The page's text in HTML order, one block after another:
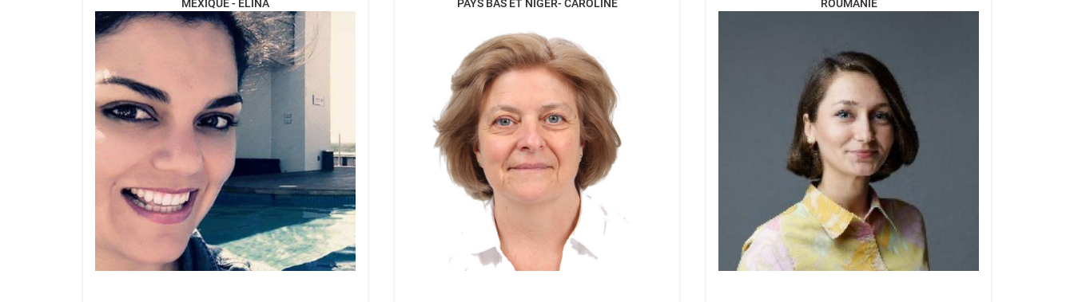
MEXIQUE - ELINA PAYS BAS ET NIGER- CAROLINE ROUMANIE